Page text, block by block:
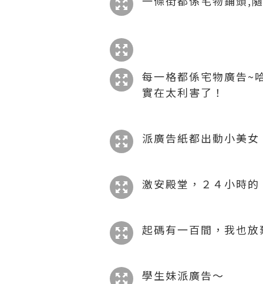
每一格都係宅物廣告~
實在太利害了！
派廣告紙都出動小美女
激安殿堂，２４小時的
起碼有一百間，我也
學生妹派廣告～